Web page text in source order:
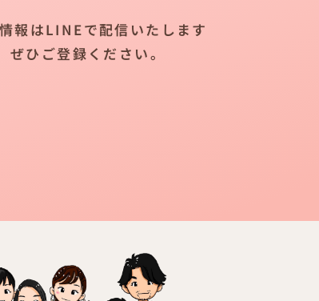
報はLINEで配信いたします
ぜひご登録ください。